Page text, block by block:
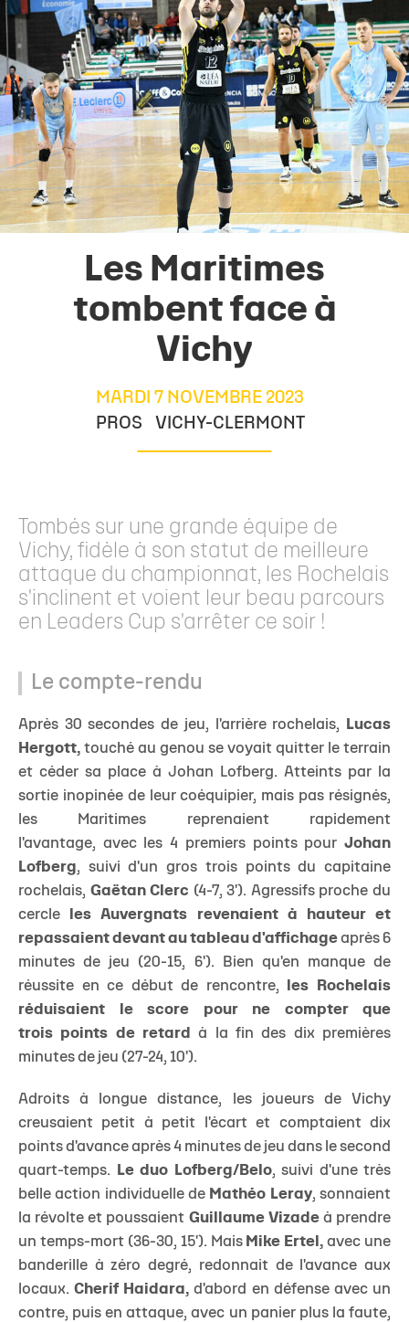
Les Maritimes
tombent face à
Vichy
MARDI 7 NOVEMBRE 2023
PROS
VICHY-CLERMONT
Tombés sur une grande équipe de
Vichy, fidèle à son statut de meilleure
attaque du championnat, les Rochelais
s'inclinent et voient leur beau parcours
en Leaders Cup s'arrêter ce soir !
Le compte-rendu
Après 30 secondes de jeu, l'arrière rochelais,
Lucas
Hergott, touché au genou se voyait quitter le terrain
et céder sa place à Johan Lofberg. Atteints par la
sortie inopinée de leur coéquipier, mais pas résignés,
les Maritimes reprenaient rapidement
l'avantage, avec les 4 premiers points pour Johan
Lofberg, suivi d'un gros trois points du capitaine
rochelais, Gaëtan Clerc (4-7, 3'). Agressifs proche du
cercle
les Auvergnats revenaient à hauteur et
repassaient devant au tableau d'affichage après 6
minutes de jeu (20-15, 6'). Bien qu'en manque de
réussite en ce début de rencontre,
les Rochelais
réduisaient le score pour ne compter que
trois points de retard
à la fin des dix premières
minutes de jeu (27-24, 10').
Adroits à longue distance, les joueurs de Vichy
creusaient petit à petit l'écart et comptaient dix
points d'avance après 4 minutes de jeu dans le second
quart-temps.
Le duo Lofberg/Belo, suivi d'une très
belle action individuelle de Mathéo Leray, sonnaient
la révolte et poussaient Guillaume Vizadeà prendre
un temps-mort (36-30, 15'). Mais Mike Ertel, avec une
banderille à zéro degré, redonnait de l'avance aux
locaux.Cherif Haidara, d'abord en défense avec un
contre, puis en attaque, avec un panier plus la faute,